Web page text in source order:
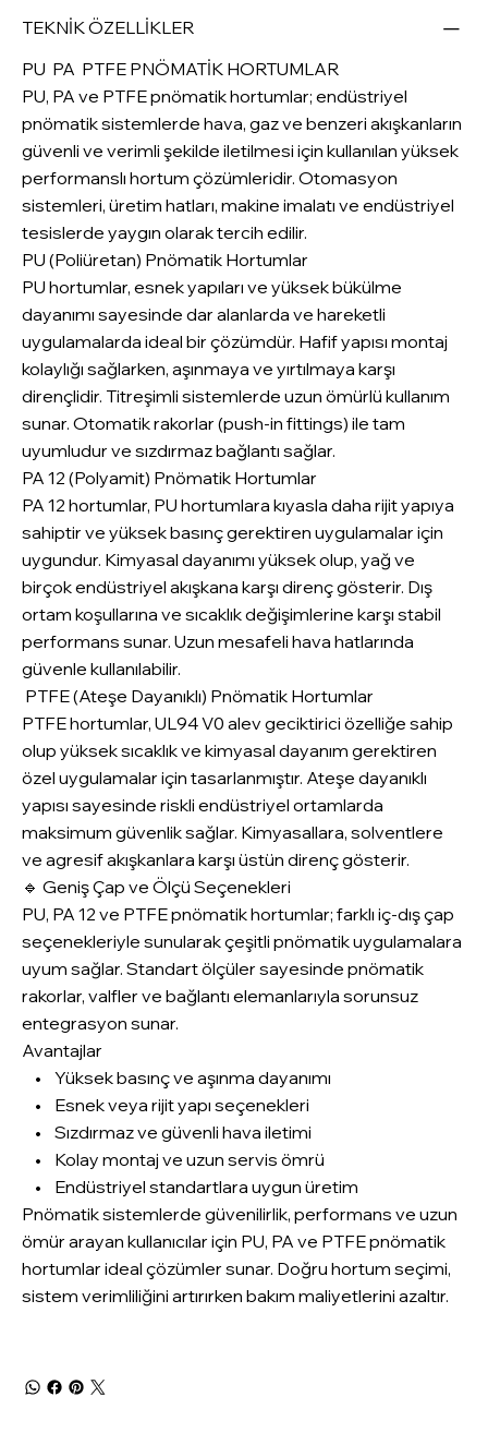
TEKNİK ÖZELLİKLER
PU PA PTFE PNÖMATİK HORTUMLAR
PU, PA ve PTFE pnömatik hortumlar; endüstriyel
pnömatik sistemlerde hava, gaz ve benzeri akışkanların
güvenli ve verimli şekilde iletilmesi için kullanılan yüksek
performanslı hortum çözümleridir. Otomasyon
sistemleri, üretim hatları, makine imalatı ve endüstriyel
tesislerde yaygın olarak tercih edilir.
PU (Poliüretan) Pnömatik Hortumlar
PU hortumlar, esnek yapıları ve yüksek bükülme
dayanımı sayesinde dar alanlarda ve hareketli
uygulamalarda ideal bir çözümdür. Hafif yapısı montaj
kolaylığı sağlarken, aşınmaya ve yırtılmaya karşı
dirençlidir. Titreşimli sistemlerde uzun ömürlü kullanım
sunar. Otomatik rakorlar (push-in fittings) ile tam
uyumludur ve sızdırmaz bağlantı sağlar.
PA 12 (Polyamit) Pnömatik Hortumlar
PA 12 hortumlar, PU hortumlara kıyasla daha rijit yapıya
sahiptir ve yüksek basınç gerektiren uygulamalar için
uygundur. Kimyasal dayanımı yüksek olup, yağ ve
birçok endüstriyel akışkana karşı direnç gösterir. Dış
ortam koşullarına ve sıcaklık değişimlerine karşı stabil
performans sunar. Uzun mesafeli hava hatlarında
güvenle kullanılabilir.
PTFE (Ateşe Dayanıklı) Pnömatik Hortumlar
PTFE hortumlar, UL94 V0 alev geciktirici özelliğe sahip
olup yüksek sıcaklık ve kimyasal dayanım gerektiren
özel uygulamalar için tasarlanmıştır. Ateşe dayanıklı
yapısı sayesinde riskli endüstriyel ortamlarda
maksimum güvenlik sağlar. Kimyasallara, solventlere
ve agresif akışkanlara karşı üstün direnç gösterir.
🔹 Geniş Çap ve Ölçü Seçenekleri
PU, PA 12 ve PTFE pnömatik hortumlar; farklı iç-dış çap
seçenekleriyle sunularak çeşitli pnömatik uygulamalara
uyum sağlar. Standart ölçüler sayesinde pnömatik
rakorlar, valfler ve bağlantı elemanlarıyla sorunsuz
entegrasyon sunar.
Avantajlar
• Yüksek basınç ve aşınma dayanımı
• Esnek veya rijit yapı seçenekleri
• Sızdırmaz ve güvenli hava iletimi
• Kolay montaj ve uzun servis ömrü
• Endüstriyel standartlara uygun üretim
Pnömatik sistemlerde güvenilirlik, performans ve uzun
ömür arayan kullanıcılar için PU, PA ve PTFE pnömatik
hortumlar ideal çözümler sunar. Doğru hortum seçimi,
sistem verimliliğini artırırken bakım maliyetlerini azaltır.